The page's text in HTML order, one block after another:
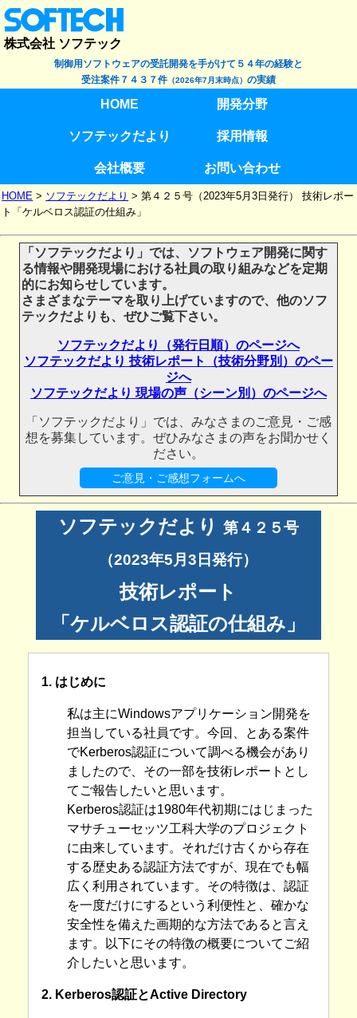
株式会社 ソフテック
制御用ソフトウェアの受託開発を手がけて５４年の経験と
受注案件７４３７件 （2026年7月末時点） の実績
HOME 開発分野
ソフテックだより 採用情報
会社概要 お問い合わせ
HOME > ソフテックだより >第４２５号（2023年5月3日発行） 技術レポー
ト「ケルベロス認証の仕組み」
「ソフテックだより」では、ソフトウェア開発に関す
る情報や開発現場における社員の取り組みなどを定期
的にお知らせしています。
さまざまなテーマを取り上げていますので、他のソフ
テックだよりも、ぜひご覧下さい。
ソフテックだより（発行日順）のページへ
ソフテックだより 技術レポート（技術分野別）のペー
ジへ
ソフテックだより 現場の声（シーン別）のページへ
「ソフテックだより」では、みなさまのご意見・ご感
想を募集しています。ぜひみなさまの声をお聞かせく
ださい。
ご意見・ご感想フォームへ
ソフテックだより
第４２５号
（2023年5月3日発行）
技術レポート
「ケルベロス認証の仕組み」
1. はじめに
私は主にWindowsアプリケーション開発を
担当している社員です。今回、とある案件
でKerberos認証について調べる機会があり
ましたので、その一部を技術レポートとし
てご報告したいと思います。
Kerberos認証は1980年代初期にはじまった
マサチューセッツ工科大学のプロジェクト
に由来しています。それだけ古くから存在
する歴史ある認証方法ですが、現在でも幅
広く利用されています。その特徴は、認証
を一度だけにするという利便性と、確かな
安全性を備えた画期的な方法であると言え
ます。以下にその特徴の概要についてご紹
介したいと思います。
2. Kerberos認証とActive Directory